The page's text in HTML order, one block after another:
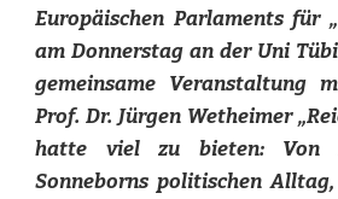
Europäischen Parlaments für
am Donnerstag an der Uni
gemeinsame Veranstaltung
Prof. Dr. Jürgen Wetheimer
hatte viel zu bieten: Von
Sonneborns politischen